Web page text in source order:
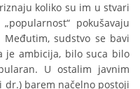
koliko su im u stvari
pokušavaju
sudstvo se bavi
je ambicija, bilo suca bilo
U ostalim javnim
dr.) barem načelno postoji